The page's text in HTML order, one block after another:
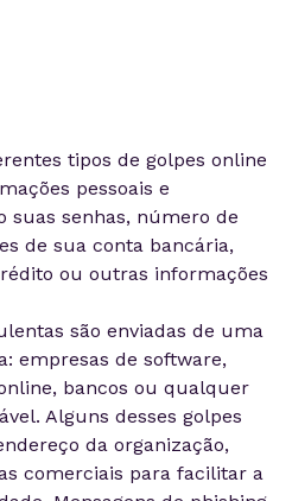
tipos de golpes online
pessoais e
suas senhas, número de
de sua conta bancária,
ou outras informações
são enviadas de uma
empresas de software,
bancos ou qualquer
Alguns desses golpes
da organização,
comerciais para facilitar a